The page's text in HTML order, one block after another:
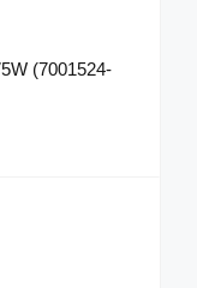
(7001524-